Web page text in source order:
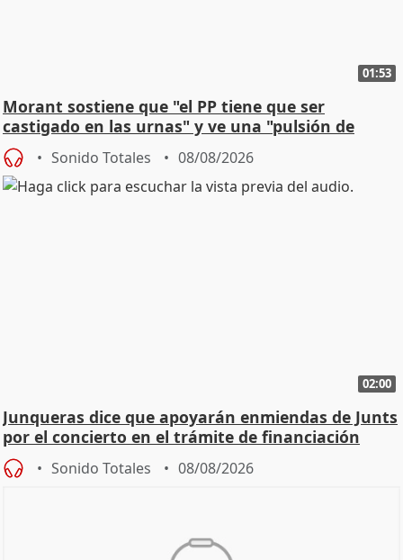
01:53
Morant sostiene que "el PP tiene que ser
castigado en las urnas" y ve una "pulsión de
cambio"
Sonido Totales 08/08/2026
02:00
Junqueras dice que apoyarán enmiendas de Junts
por el concierto en el trámite de financiación
Sonido Totales 08/08/2026